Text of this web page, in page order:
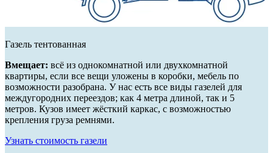
Газель тентованная
Вмещает: всё из однокомнатной или двухкомнатной
квартиры, если все вещи уложены в коробки, мебель по
возможности разобрана. У нас есть все виды газелей для
междугородних переездов; как 4 метра длиной, так и 5
метров. Кузов имеет жёсткий каркас, с возможностью
крепления груза ремнями.
Узнать стоимость газели